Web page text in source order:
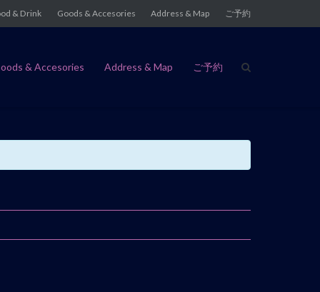
& Drink Goods & Accesories Address & Map ご予約
& Accesories Address & Map ご予約